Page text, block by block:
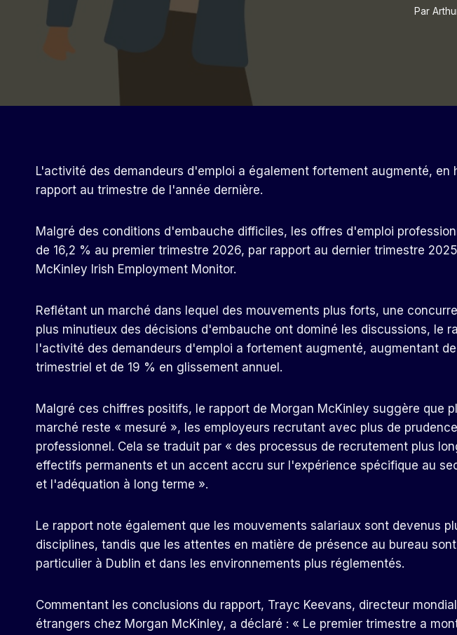
Par
L'activité des demandeurs d'emploi a également fortement augmenté, en
rapport au trimestre de l'année dernière.
Malgré des conditions d'embauche difficiles, les offres d'emploi
de 16,2 % au premier trimestre 2026, par rapport au dernier trimestre
McKinley Irish Employment Monitor.
Reflétant un marché dans lequel des mouvements plus forts, une
plus minutieux des décisions d'embauche ont dominé les discussions, le
l'activité des demandeurs d'emploi a fortement augmenté, augmentant
trimestriel et de 19 % en glissement annuel.
Malgré ces chiffres positifs, le rapport de Morgan McKinley suggère que
marché reste « mesuré », les employeurs recrutant avec plus de
professionnel. Cela se traduit par « des processus de recrutement plus
effectifs permanents et un accent accru sur l'expérience spécifique au
et l'adéquation à long terme ».
Le rapport note également que les mouvements salariaux sont devenus
disciplines, tandis que les attentes en matière de présence au bureau
particulier à Dublin et dans les environnements plus réglementés.
Commentant les conclusions du rapport, Trayc Keevans, directeur
étrangers chez Morgan McKinley, a déclaré : « Le premier trimestre a